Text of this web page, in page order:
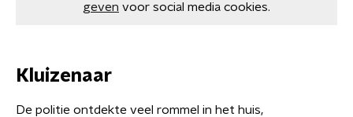
geven voor social media cookies.
Kluizenaar
De politie ontdekte veel rommel in het huis,